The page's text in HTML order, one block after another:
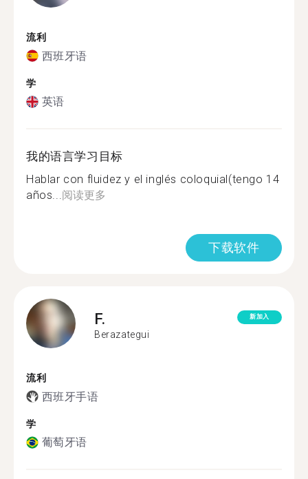
流利
西班牙语
学
英语
我的语言学习目标
Hablar con fluidez y el inglés coloquial(tengo 14
años...阅读更多
下载软件
F.
Berazategui
新加入
流利
西班牙手语
学
葡萄牙语